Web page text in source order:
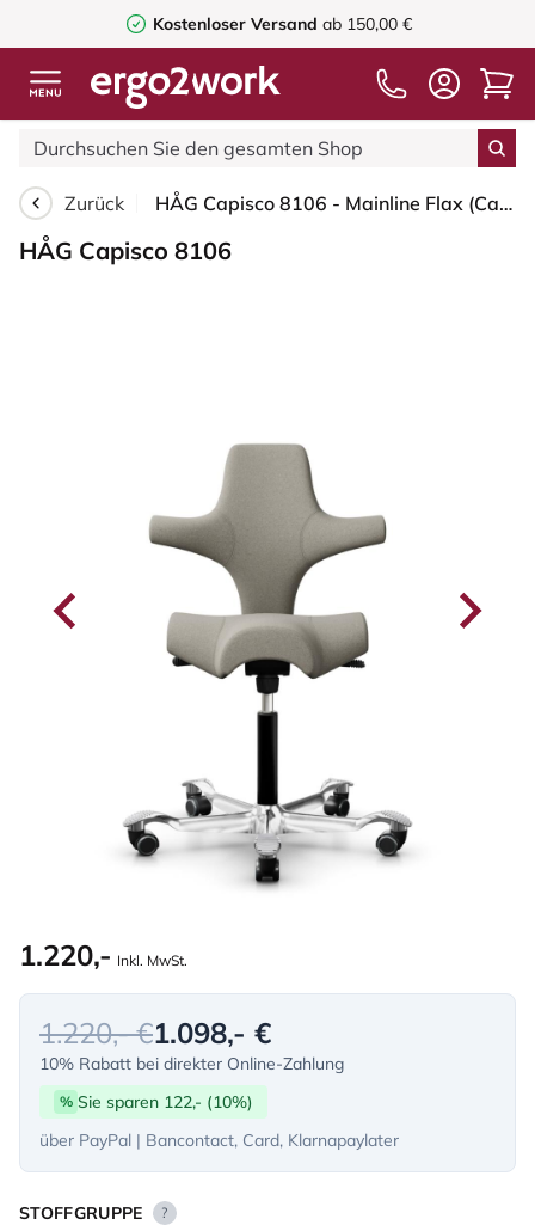
Kostenloser Versand ab 150,00 €
Zurück HÅG Capisco 8106 - Mainline Flax (Camira) Wolle / Leinen - MLF002 Beige-Grey - Schwarz - 265 mm (Sitzhöhe 53-79cm) - Harte Rollen für weiche Böden
HÅG Capisco 8106
1.220,- Inkl. MwSt.
1.220,- €1.098,- €
10% Rabatt bei direkter Online-Zahlung
% Sie sparen 122,- (10%)
über PayPal | Bancontact, Card, Klarnapaylater
STOFFGRUPPE ?